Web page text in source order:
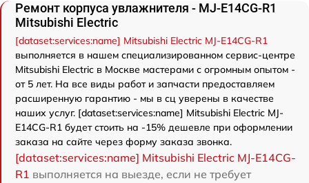
Ремонт корпуса увлажнителя - MJ-E14CG-R1
Mitsubishi Electric
[dataset:services:name] Mitsubishi Electric MJ-E14CG-R1
выполняется в нашем специализированном сервис-центре
Mitsubishi Electric в Москве мастерами с огромным опытом -
от 5 лет. На все виды работ и запчасти предоставляем
расширенную гарантию - мы в сц уверены в качестве
наших услуг. [dataset:services:name] Mitsubishi Electric MJ-
E14CG-R1 будет стоить на -15% дешевле при оформлении
заказа на сайте через форму заказа звонка.
[dataset:services:name] Mitsubishi Electric MJ-E14CG-
R1 выполняется на выезде, если не требует